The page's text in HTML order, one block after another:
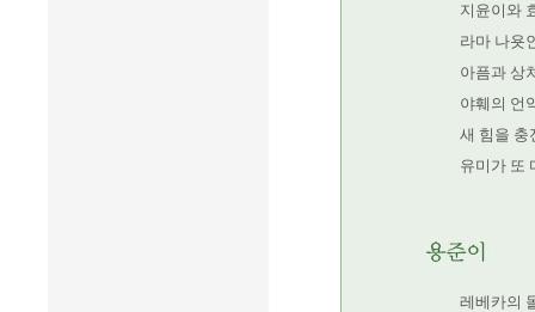
지윤이와
라마 나욧
아픔과 상
야훼의 언
새 힘을 충
유미가 또
레베카의